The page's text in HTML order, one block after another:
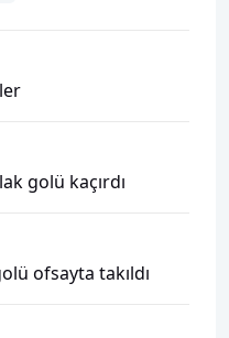
golü kaçırdı
ofsayta takıldı